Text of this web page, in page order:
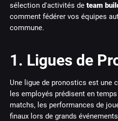
sélection d'activités de team
comment fédérer vos équipes
commune.
1. Ligues de
Une ligue de pronostics est une
les employés prédisent en
matchs, les performances de
finaux lors de grands